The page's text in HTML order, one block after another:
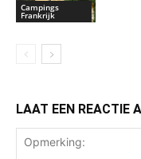
Campings
Frankrijk
LAAT EEN REACTIE